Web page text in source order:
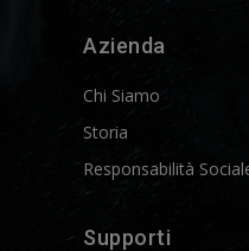
Azienda
Chi Siamo
Storia
Responsabilità
Supporti